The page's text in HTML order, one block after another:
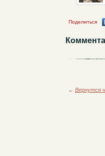
Поделиться
← Вернутся